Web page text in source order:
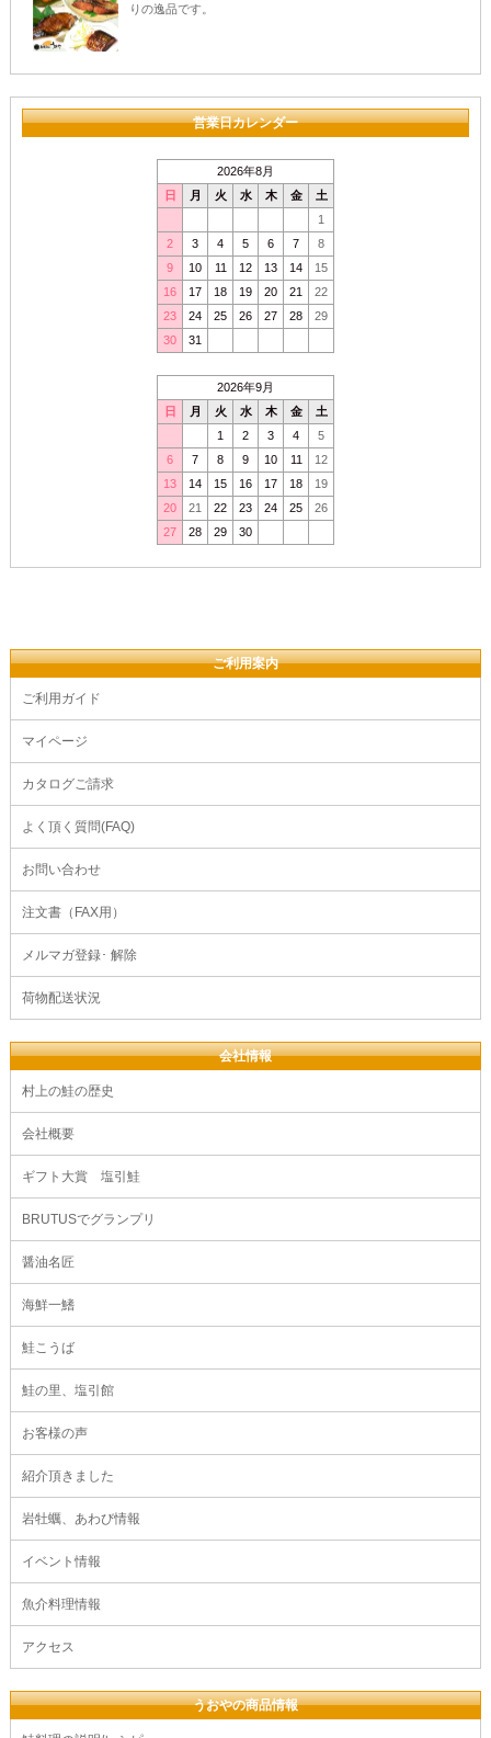
りの逸品です。
営業日カレンダー
2026年8月
日
月 火 水 木 金
土
1
2
3 4 5 6 7
8
9
10 11 12 13 14
15
16
17 18 19 20 21
22
23
24 25 26 27 28
29
30
31
2026年9月
日
月 火 水 木 金
土
1
2 3 4
5
6
7 8 9 10 11
12
13
14 15 16 17 18
19
20
21 22 23 24 25
26
27
28 29 30
ご利用案内
ご利用ガイド
マイページ
カタログご請求
よく頂く質問(FAQ)
お問い合わせ
注文書（FAX用）
メルマガ登録･ 解除
荷物配送状況
会社情報
村上の鮭の歴史
会社概要
ギフト大賞 塩引鮭
BRUTUSでグランプリ
醤油名匠
海鮮一鰭
鮭こうば
鮭の里、塩引館
お客様の声
紹介頂きました
岩牡蠣、あわび情報
イベント情報
魚介料理情報
アクセス
うおやの商品情報